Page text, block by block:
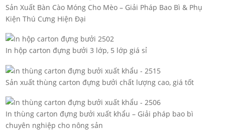
Sản Xuất Bàn Cào Móng Cho Mèo – Giải Pháp Bao Bì & Phụ
Kiện Thú Cưng Hiện Đại
In hộp carton đựng bưởi 3 lớp, 5 lớp giá sỉ
Sản xuất thùng carton đựng bưởi chất lượng cao, giá tốt
In thùng carton đựng bưởi xuất khẩu – Giải pháp bao bì
chuyên nghiệp cho nông sản